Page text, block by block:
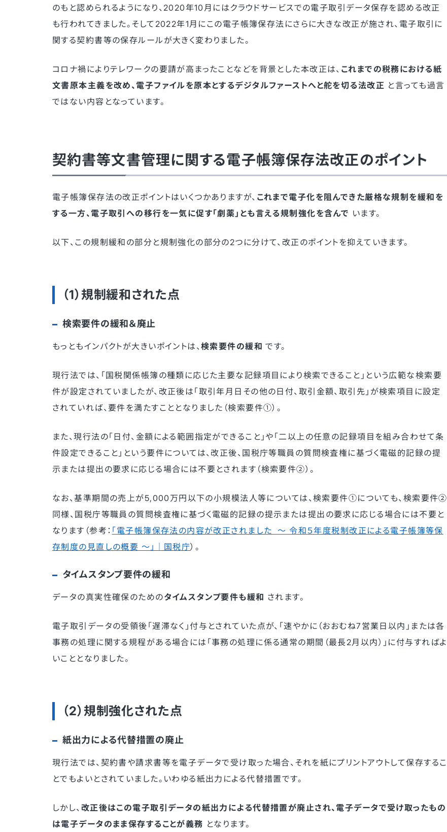
のもと認められるようになり、2020年10月にはクラウドサービスでの電子取引データ保存を認める改正
も行われてきました。そして2022年1月にこの電子帳簿保存法にさらに大きな改正が施され、電子取引に
関する契約書等の保存ルールが大きく変わりました。
コロナ禍によりテレワークの要請が高まったことなどを背景とした本改正は、 これまでの税務における紙
文書原本主義を改め、電子ファイルを原本とするデジタルファーストへと舵を切る法改正 と言っても過言
ではない内容となっています。
契約書等文書管理に関する電子帳簿保存法改正のポイント
電子帳簿保存法の改正ポイントはいくつかありますが、 これまで電子化を阻んできた厳格な規制を緩和を
する一方、電子取引への移行を一気に促す「劇薬」とも言える規制強化を含んで います。
以下、この規制緩和の部分と規制強化の部分の2つに分けて、改正のポイントを抑えていきます。
（1）規制緩和された点
検索要件の緩和＆廃止
もっともインパクトが大きいポイントは、検索要件の緩和 です。
現行法では、「国税関係帳簿の種類に応じた主要な記録項目により検索できること」という広範な検索要
件が設定されていましたが、改正後は「取引年月日その他の日付、取引金額、取引先」が検索項目に設定
されていれば、要件を満たすこととなりました（検索要件①）。
また、現行法の「日付、金額による範囲指定ができること」や「二以上の任意の記録項目を組み合わせて条
件設定できること」という要件については、改正後、国税庁等職員の質問検査権に基づく電磁的記録の提
示または提出の要求に応じる場合には不要とされます（検索要件②）。
なお、基準期間の売上が5,000万円以下の小規模法人等については、検索要件①についても、検索要件②
同様、国税庁等職員の質問検査権に基づく電磁的記録の提示または提出の要求に応じる場合には不要と
なります（参考： 「電子帳簿保存法の内容が改正されました 〜 令和５年度税制改正による電子帳簿等保
存制度の見直しの概要 〜」｜国税庁）。
タイムスタンプ要件の緩和
データの真実性確保のためのタイムスタンプ要件も緩和 されます。
電子取引データの受領後「遅滞なく」付与とされていた点が、「速やかに（おおむね7営業日以内」または各
事務の処理に関する規程がある場合には「事務の処理に係る通常の期間（最長2月以内）」に付与すればよ
いこととなりました。
（2）規制強化された点
紙出力による代替措置の廃止
現行法では、契約書や請求書等を電子データで受け取った場合、それを紙にプリントアウトして保存するこ
とでもよいとされていました。いわゆる紙出力による代替措置です。
しかし、 改正後はこの電子取引データの紙出力による代替措置が廃止され、電子データで受け取ったもの
は電子データのまま保存することが義務 となります。